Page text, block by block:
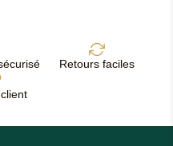
Retours faciles